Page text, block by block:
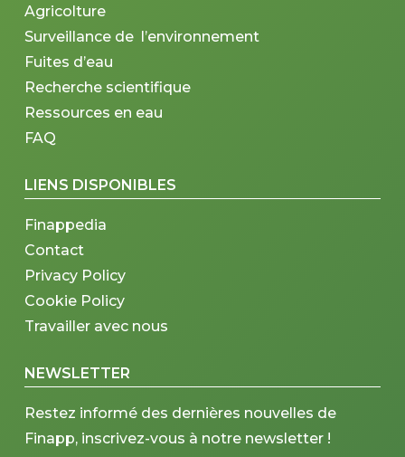
Agricolture
Surveillance de l’environnement
Fuites d’eau
Recherche scientifique
Ressources en eau
FAQ
LIENS DISPONIBLES
Finappedia
Contact
Privacy Policy
Cookie Policy
Travailler avec nous
NEWSLETTER
Restez informé des dernières nouvelles de
Finapp, inscrivez-vous à notre newsletter !